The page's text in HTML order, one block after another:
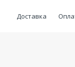
Доставка